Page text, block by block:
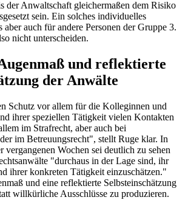
der Anwaltschaft gleichermaßen dem Risiko
sein. Ein solches individuelles
aber auch für andere Personen der Gruppe 3.
nicht unterscheiden.
und reflektierte
der Anwälte
Schutz vor allem für die Kolleginnen und
ihrer speziellen Tätigkeit vielen Kontakten
im Strafrecht, aber auch bei
im Betreuungsrecht", stellt Ruge klar. In
vergangenen Wochen sei deutlich zu sehen
"durchaus in der Lage sind, ihr
ihrer konkreten Tätigkeit einzuschätzen."
und eine reflektierte Selbsteinschätzung
willkürliche Ausschlüsse zu produzieren.